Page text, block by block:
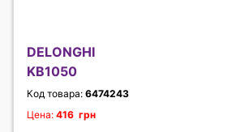
DELONGHI
KB1050
Код товара: 6474243
Цена: 416 грн